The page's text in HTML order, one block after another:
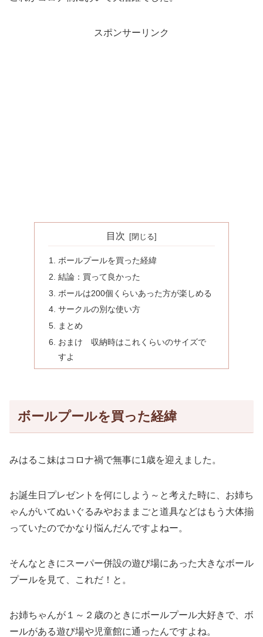
スポンサーリンク
目次
ボールプールを買った経緯
結論：買って良かった
ボールは200個くらいあった方が楽しめる
サークルの別な使い方
まとめ
おまけ 収納時はこれくらいのサイズで
すよ
ボールプールを買った経緯
みはるこ妹はコロナ禍で無事に1歳を迎えました。
お誕生日プレゼントを何にしよう～と考えた時に、お姉ち
ゃんがいてぬいぐるみやおままごと道具などはもう大体揃
っていたのでかなり悩んだんですよねー。
そんなときにスーパー併設の遊び場にあった大きなボール
プールを見て、これだ！と。
お姉ちゃんが１～２歳のときにボールプール大好きで、ボ
ールがある遊び場や児童館に通ったんですよね。